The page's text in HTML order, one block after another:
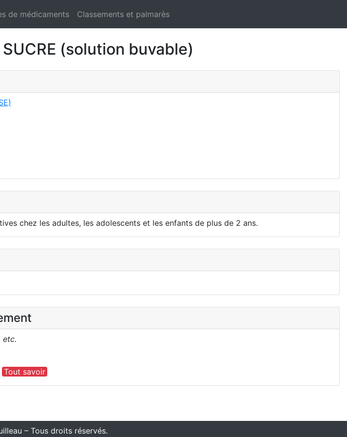
de médicaments Classements et palmarès
SUCRE (solution buvable)
chez les adultes, les adolescents et les enfants de plus de 2 ans.
etc.
Tout savoir
– Tous droits réservés.